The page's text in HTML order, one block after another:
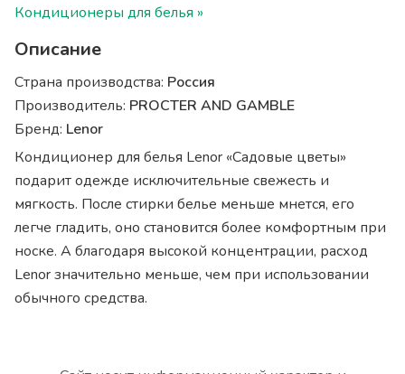
Кондиционеры для белья »
Описание
Страна производства: Россия
Производитель: PROCTER AND GAMBLE
Бренд: Lenor
Кондиционер для белья Lenor «Садовые цветы»
подарит одежде исключительные свежесть и
мягкость. После стирки белье меньше мнется, его
легче гладить, оно становится более комфортным при
носке. А благодаря высокой концентрации, расход
Lenor значительно меньше, чем при использовании
обычного средства.